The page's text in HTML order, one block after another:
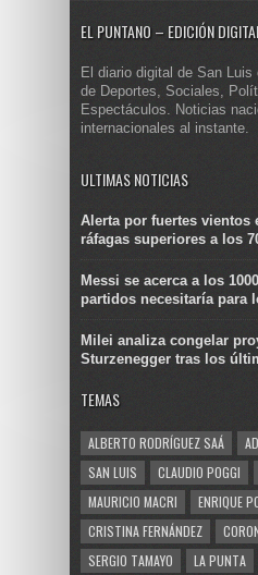
EL PUNTANO – EDICIÓN
El diario digital de San
de Deportes, Sociales,
Espectáculos. Noticias
internacionales al instante.
ULTIMAS NOTICIAS
Alerta por fuertes vientos
ráfagas superiores a los
Messi se acerca a los
partidos necesitaría para
Milei analiza congelar
Sturzenegger tras los
TEMAS
ALBERTO RODRÍGUEZ SAÁ
SAN LUIS
CLAUDIO POGGI
MAURICIO MACRI
ENRIQUE
CRISTINA FERNÁNDEZ
SERGIO TAMAYO
LA PUNTA